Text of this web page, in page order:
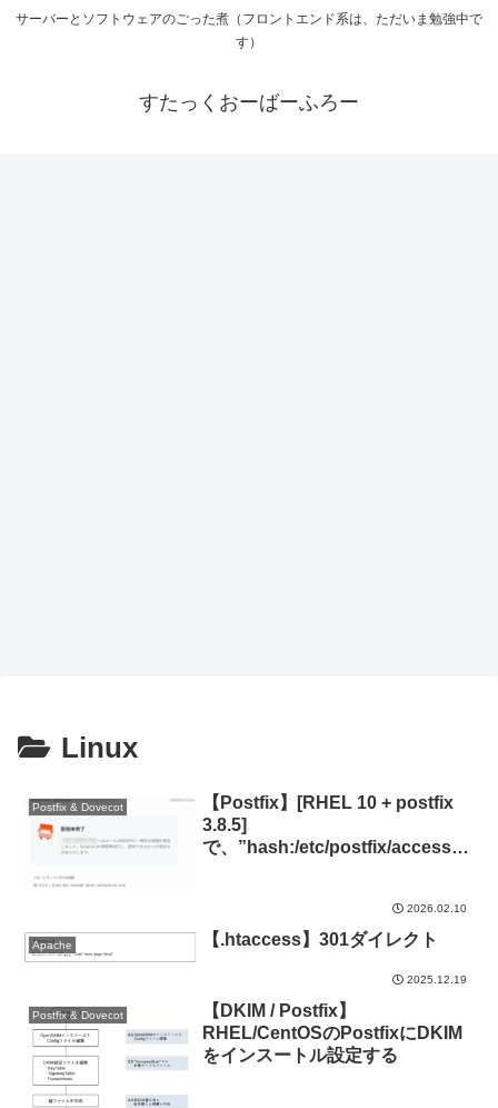
サーバーとソフトウェアのごった煮（フロントエンド系は、ただいま勉強中で
す）
すたっくおーばーふろー
Linux
Postfix & Dovecot
【Postfix】[RHEL 10 + postfix
3.8.5]
で、”hash:/etc/postfix/access is
2026.02.10
Apache 【.htaccess】301ダイレクト
2025.12.19
Postfix & Dovecot
【DKIM / Postfix】
RHEL/CentOSのPostfixにDKIM
をインスートル設定する